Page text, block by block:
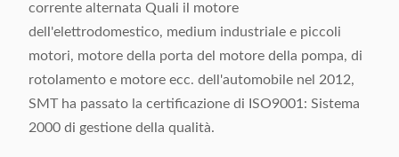
corrente alternata Quali il motore
dell'elettrodomestico, medium industriale e piccoli
motori, motore della porta del motore della pompa, di
rotolamento e motore ecc. dell'automobile nel 2012,
SMT ha passato la certificazione di ISO9001: Sistema
2000 di gestione della qualità.